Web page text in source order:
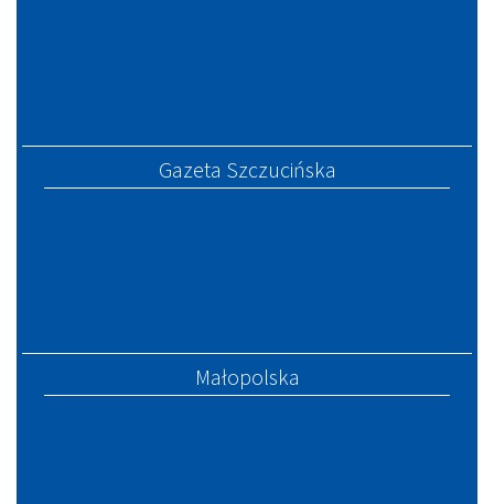
Gazeta Szczucińska
Małopolska